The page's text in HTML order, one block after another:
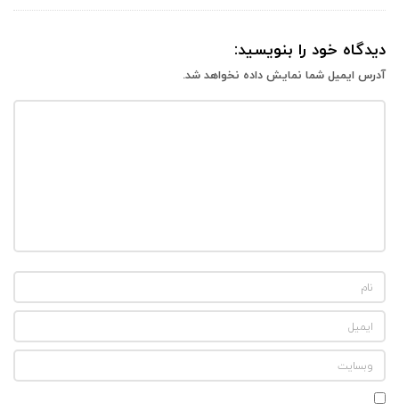
دیدگاه خود را بنویسید:
آدرس ایمیل شما نمایش داده نخواهد شد.